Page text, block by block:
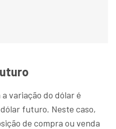
variação do dólar é
futuro. Neste caso,
de compra ou venda